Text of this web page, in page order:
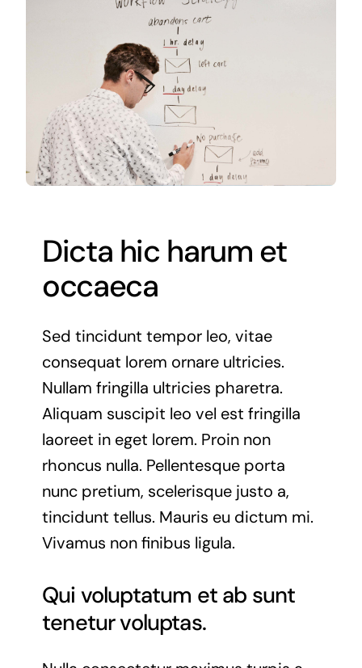
Dicta hic harum et
occaeca
Sed tincidunt tempor leo, vitae
consequat lorem ornare ultricies.
Nullam fringilla ultricies pharetra.
Aliquam suscipit leo vel est fringilla
laoreet in eget lorem. Proin non
rhoncus nulla. Pellentesque porta
nunc pretium, scelerisque justo a,
tincidunt tellus. Mauris eu dictum mi.
Vivamus non finibus ligula.
Qui voluptatum et ab sunt
tenetur voluptas.